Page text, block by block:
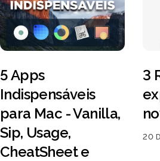
5 Apps
Indispensáveis
para Mac - Vanilla,
Sip, Usage,
CheatSheet e
3
20